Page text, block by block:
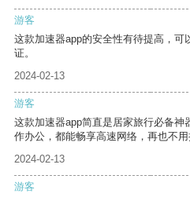
游客
这款加速器app的安全性有待提高，
证。
2024-02-13
游客
这款加速器app简直是居家旅行必备
作办公，都能畅享高速网络，再也不用
2024-02-13
游客